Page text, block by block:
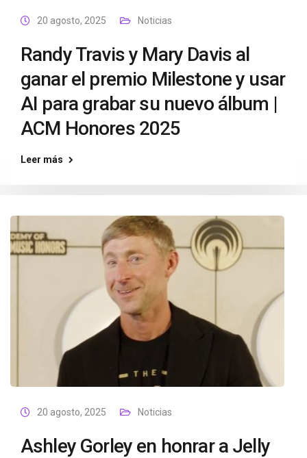
20 agosto, 2025 Noticias
Randy Travis y Mary Davis al
ganar el premio Milestone y usar
AI para grabar su nuevo álbum |
ACM Honores 2025
Leer más
20 agosto, 2025 Noticias
Ashley Gorley en honrar a Jelly